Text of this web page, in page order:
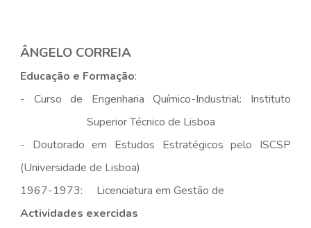
ÂNGELO CORREIA
Educação e Formação:
- Curso de Engenharia Químico-Industrial: Instituto
Superior Técnico de Lisboa
- Doutorado em Estudos Estratégicos pelo ISCSP
(Universidade de Lisboa)
1967-1973: Licenciatura em Gestão de
Actividades exercidas